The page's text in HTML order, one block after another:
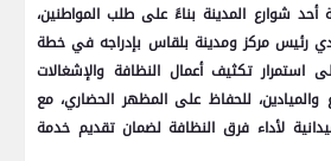
شوارع المدينة بناءً على طلب المواطنين،
رئيس مركز ومدينة بلقاس بإدراجه في خطة
استمرار تكثيف أعمال النظافة والإشغالات
للحفاظ على المظهر الحضاري، مع
لأداء فرق النظافة لضمان تقديم خدمة